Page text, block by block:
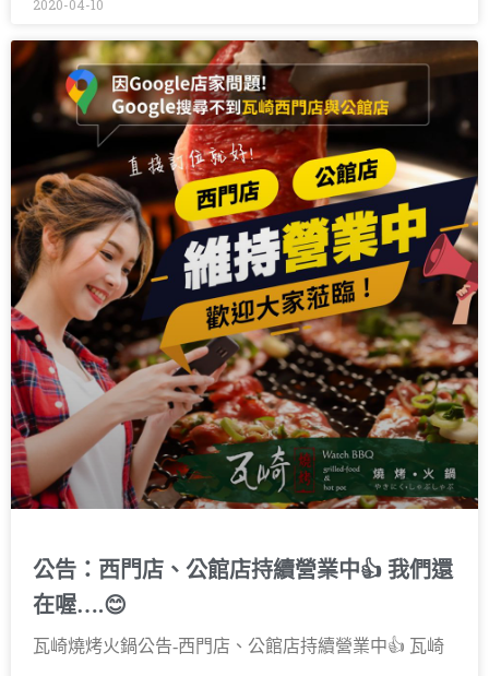
2020-04-10
公告：西門店、公館店持續營業中👍 我們還
在喔….😊
瓦崎燒烤火鍋公告-西門店、公館店持續營業中👍 瓦崎